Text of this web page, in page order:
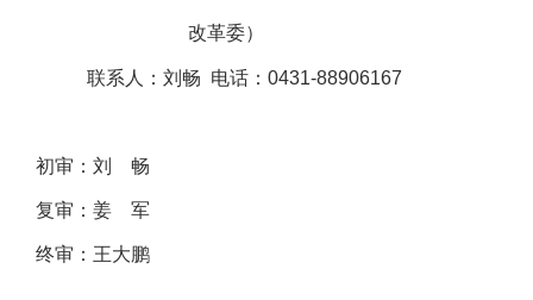
改革委）
联系人：刘畅 电话： 0431-88906167
初审：刘 畅
复审：姜 军
终审：王大鹏